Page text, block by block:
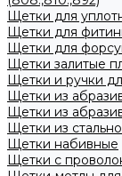
Щетки для
Щетки для
Щетки для
Щетки залитые
Щетки и ручки
Щетки из
Щетки из
Щетки из
Щетки набивные
Щетки с